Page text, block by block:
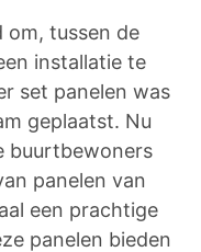
om, tussen de
installatie te
set panelen was
geplaatst. Nu
buurtbewoners
panelen van
een prachtige
panelen bieden